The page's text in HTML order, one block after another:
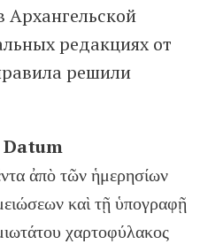
Архангельской
редакциях от
решили
ἀπὸ τῶν ἡμερησίων
καὶ τῇ ὑπογραφῇ
χαρτοφύλακος